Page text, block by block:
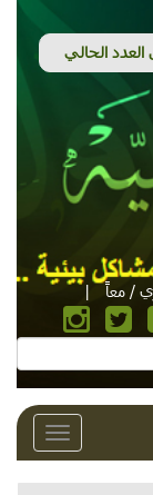
/ معاً
|
Toggle